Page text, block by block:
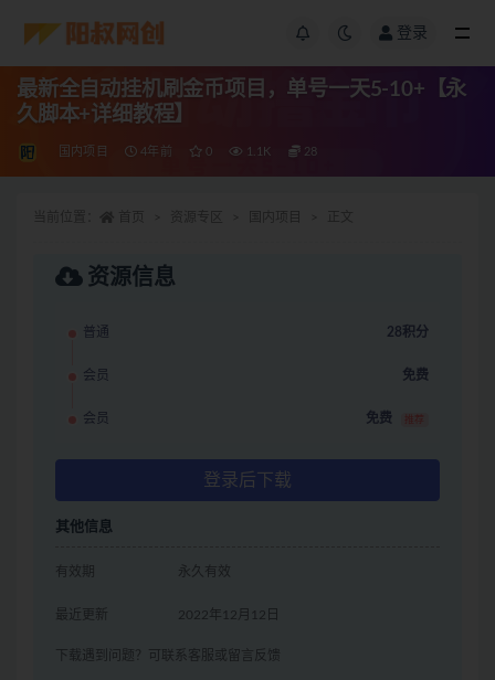
登录
最新全自动挂机刷金币项目，单号一天5-10+【永
久脚本+详细教程】
国内项目 4年前 0 1.1K 28
资源信息
普通 28积分
会员 免费
会员 免费 推荐
登录后下载
其他信息
有效期 永久有效
最近更新 2022年12月12日
下载遇到问题？可联系客服或留言反馈